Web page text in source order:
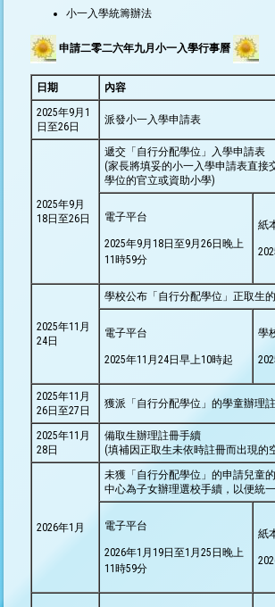
小一入學統籌辦法
申請二零二六年九月小一入學行事曆
日期
內容
2025年9月1
日至26日
派發小一入學申請表
2025年9月
18日至26日
遞交「自行分配學位」入學申請表
(家長將填妥的小一入學申請表直接
學位的官立或資助小學)
電子平台
2025年9月18日至9月26日晚上
11時59分
紙
2025年11月
24日
學校公布「自行分配學位」正取生
電子平台
2025年11月24日早上10時起
學
2025年11月
26日至27日
獲派「自行分配學位」的學童辦理
2025年11月
28日
備取生辦理註冊手續
(填補因正取生未依時註冊而出現的
2026年1月
未獲「自行分配學位」的申請兒童
中心為子女辦理選校手續，以便統
電子平台
2026年1月19日至1月25日晚上
11時59分
紙